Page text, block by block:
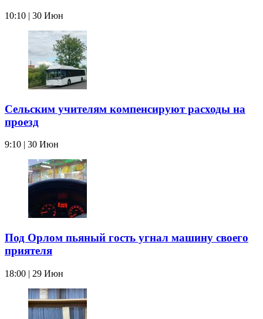
10:10 | 30 Июн
Сельским учителям компенсируют расходы на
проезд
9:10 | 30 Июн
Под Орлом пьяный гость угнал машину своего
приятеля
18:00 | 29 Июн